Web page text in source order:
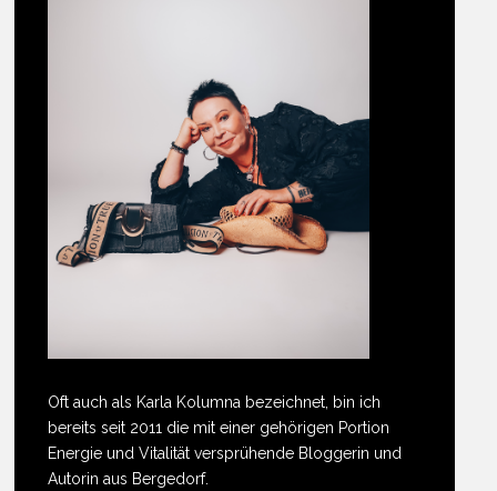
Oft auch als Karla Kolumna bezeichnet, bin ich
bereits seit 2011 die mit einer gehörigen Portion
Energie und Vitalität versprühende Bloggerin und
Autorin aus Bergedorf.